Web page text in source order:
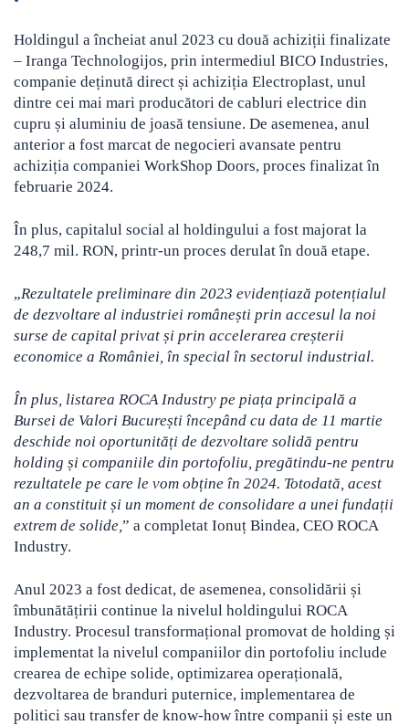
Holdingul a încheiat anul 2023 cu două achiziții finalizate
– Iranga Technologijos, prin intermediul BICO Industries,
companie deținută direct și achiziția Electroplast, unul
dintre cei mai mari producători de cabluri electrice din
cupru și aluminiu de joasă tensiune. De asemenea, anul
anterior a fost marcat de negocieri avansate pentru
achiziția companiei WorkShop Doors, proces finalizat în
februarie 2024.
În plus, capitalul social al holdingului a fost majorat la
248,7 mil. RON, printr-un proces derulat în două etape.
„Rezultatele preliminare din 2023 evidențiază potențialul
de dezvoltare al industriei românești prin accesul la noi
surse de capital privat și prin accelerarea creșterii
economice a României, în special în sectorul industrial.
În plus, listarea ROCA Industry pe piața principală a
Bursei de Valori București începând cu data de 11 martie
deschide noi oportunități de dezvoltare solidă pentru
holding și companiile din portofoliu, pregătindu-ne pentru
rezultatele pe care le vom obține în 2024. Totodată, acest
an a constituit și un moment de consolidare a unei fundații
extrem de solide,” a completat Ionuț Bindea, CEO ROCA
Industry.
Anul 2023 a fost dedicat, de asemenea, consolidării și
îmbunătățirii continue la nivelul holdingului ROCA
Industry. Procesul transformațional promovat de holding și
implementat la nivelul companiilor din portofoliu include
crearea de echipe solide, optimizarea operațională,
dezvoltarea de branduri puternice, implementarea de
politici sau transfer de know-how între companii și este un